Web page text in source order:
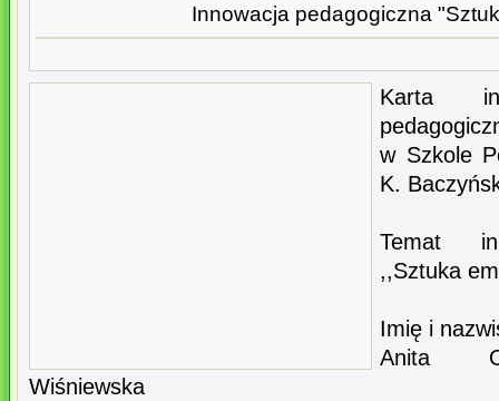
Innowacja pedagogiczna
Karta
w Szkole
K.
Temat
,,Sztuka
Imię i
Anita
Wiśniewska